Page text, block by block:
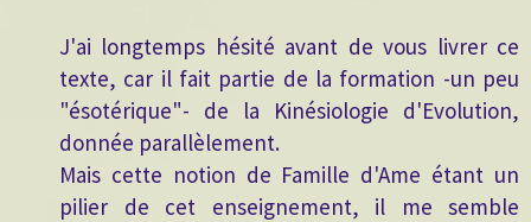
J'ai longtemps hésité avant de vous livrer ce
texte, car il fait partie de la formation -un peu
"ésotérique"- de la Kinésiologie d'Evolution,
donnée parallèlement.
Mais cette notion de Famille d'Ame étant un
pilier de cet enseignement, il me semble